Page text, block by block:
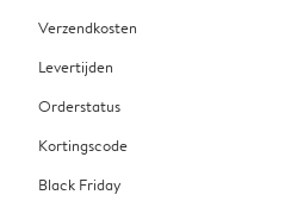
Verzendkosten
Levertijden
Orderstatus
Kortingscode
Black Friday